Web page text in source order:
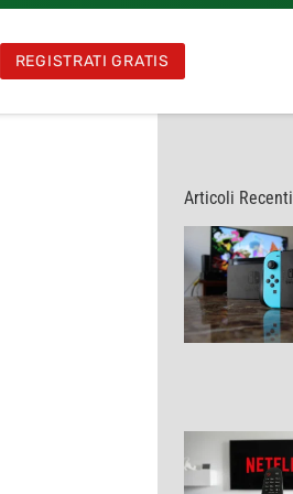
REGISTRATI GRATIS
Articoli Recenti